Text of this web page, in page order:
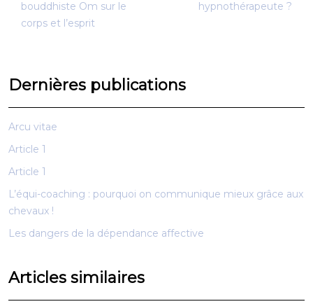
bouddhiste Om sur le
corps et l’esprit
hypnothérapeute ?
Dernières publications
Arcu vitae
Article 1
Article 1
L’équi-coaching : pourquoi on communique mieux grâce aux
chevaux !
Les dangers de la dépendance affective
Articles similaires